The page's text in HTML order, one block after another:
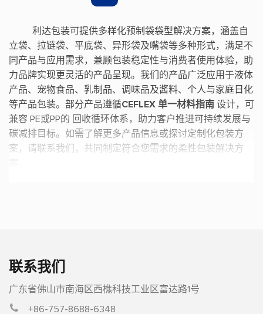
利达包装可提供多样化预制袋袋型解决方案，涵盖自
立袋、拉链袋、平底袋、异形袋及嘴袋等多种形式，满足不
同产品与应用需求，兼顾包装稳定性与消费者使用体验，助
力品牌实现更灵活的产品呈现。我们的产品广泛应用于液体
产品、宠物食品、乳制品、调味品及酱料、个人与家庭日化
等产品包装。部分产品遵循CEFLEX 单一材料指南 设计，可
兼容 PE或PP的 回收循环体系，助力客户推进可持续发展与
碳减排目标。如需了解更多产品信息或探讨定制化包装方
案，请联系我们，共同制定符合您需求的柔性包装解决方
联系我们
广东省佛山市南海区西樵科技工业区富达路1号
+86-757-8688-6348